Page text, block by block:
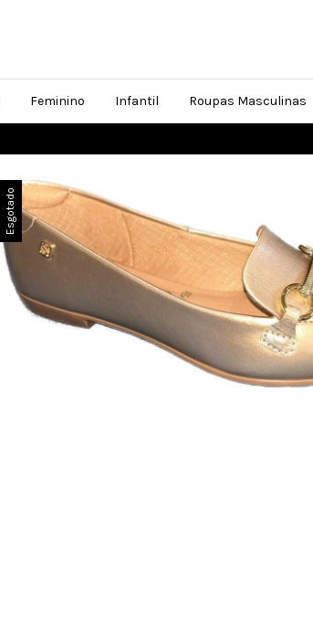
Feminino Infantil Roupas Masculinas
Esgotado